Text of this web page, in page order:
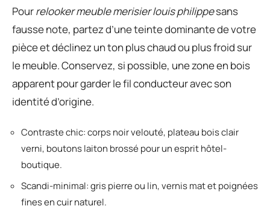
Pourrelooker meuble merisier louis philippesans
fausse note, partez d’une teinte dominante de votre
pièce et déclinez un ton plus chaud ou plus froid sur
le meuble. Conservez, si possible, une zone en bois
apparent pour garder le fil conducteur avec son
identité d’origine.
Contraste chic: corps noir velouté, plateau bois clair
verni, boutons laiton brossé pour un esprit hôtel-
boutique.
Scandi-minimal: gris pierre ou lin, vernis mat et poignées
fines en cuir naturel.